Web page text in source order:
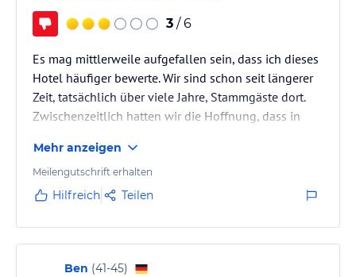
3 / 6
Es mag mittlerweile aufgefallen sein, dass ich dieses
Hotel häufiger bewerte. Wir sind schon seit längerer
Zeit, tatsächlich über viele Jahre, Stammgäste dort.
Zwischenzeitlich hatten wir die Hoffnung, dass in
Einzug gehalten hätte und es doch bergauf gehen
würde mit der Qualität. Dies war jedoch leider ein
Trugschluss. Der Zustand der Zimmer, speziell der
lang werden wir uns wohl doch nach einer
Alternative umsehen müssen.
Mehr anzeigen
Meilengutschrift erhalten
Hilfreich Teilen
Ben (41-45)